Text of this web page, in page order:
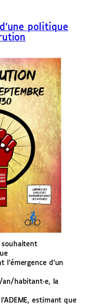
politique
souhaitent
l’émergence d’un
an/habitant·e, la
estimant que